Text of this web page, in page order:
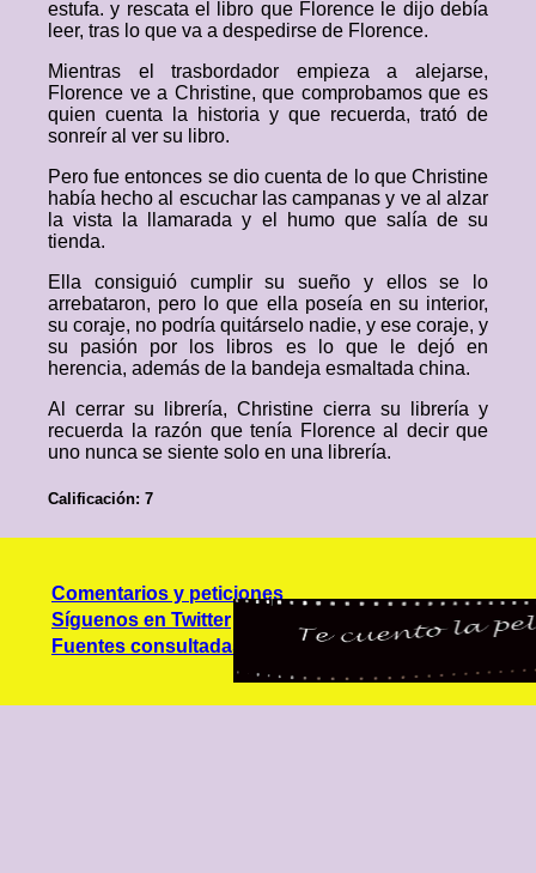
estufa. y rescata el libro que Florence le dijo debía
leer, tras lo que va a despedirse de Florence.
Mientras el trasbordador empieza a alejarse,
Florence ve a Christine, que comprobamos que es
quien cuenta la historia y que recuerda, trató de
sonreír al ver su libro.
Pero fue entonces se dio cuenta de lo que Christine
había hecho al escuchar las campanas y ve al alzar
la vista la llamarada y el humo que salía de su
tienda.
Ella consiguió cumplir su sueño y ellos se lo
arrebataron, pero lo que ella poseía en su interior,
su coraje, no podría quitárselo nadie, y ese coraje, y
su pasión por los libros es lo que le dejó en
herencia, además de la bandeja esmaltada china.
Al cerrar su librería, Christine cierra su librería y
recuerda la razón que tenía Florence al decir que
uno nunca se siente solo en una librería.
Calificación: 7
Comentarios y peticiones
Síguenos en Twitter
Fuentes consultadas